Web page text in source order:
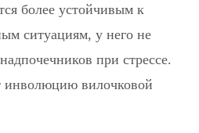
более устойчивым к
ситуациям, у него не
при стрессе.
инволюцию вилочковой